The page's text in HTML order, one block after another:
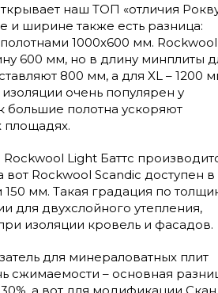
наш ТОП «отличия
и ширине также есть разница:
1000х600 мм. Rockwool
600 мм, но в длину минплиты
800 мм, а для XL – 1200
очень популярен у
большие полотна ускоряют
площадях.
Light Баттс
Rockwool Scandic доступен в
150 мм. Такая градация по
для двухслойного утепления,
изоляции кровель и фасадов.
для минераловатных плит
сжимаемости – основная